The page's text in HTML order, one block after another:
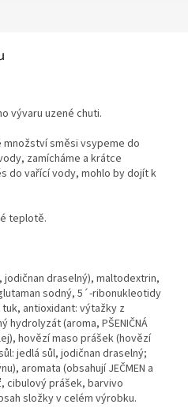
vývaru uzené chuti.
množství směsi vsypeme do
zamícháme a krátce
do vařící vody, mohlo by dojít k
teplotě.
draselný), maltodextrin,
sodný, 5´-ribonukleotidy
antioxidant: výtažky z
hydrolyzát (aroma, PŠENIČNÁ
hovězí maso prášek (hovězí
jedlá sůl, jodičnan draselný;
aromata (obsahují JEČMEN a
cibulový prášek, barvivo
složky v celém výrobku.